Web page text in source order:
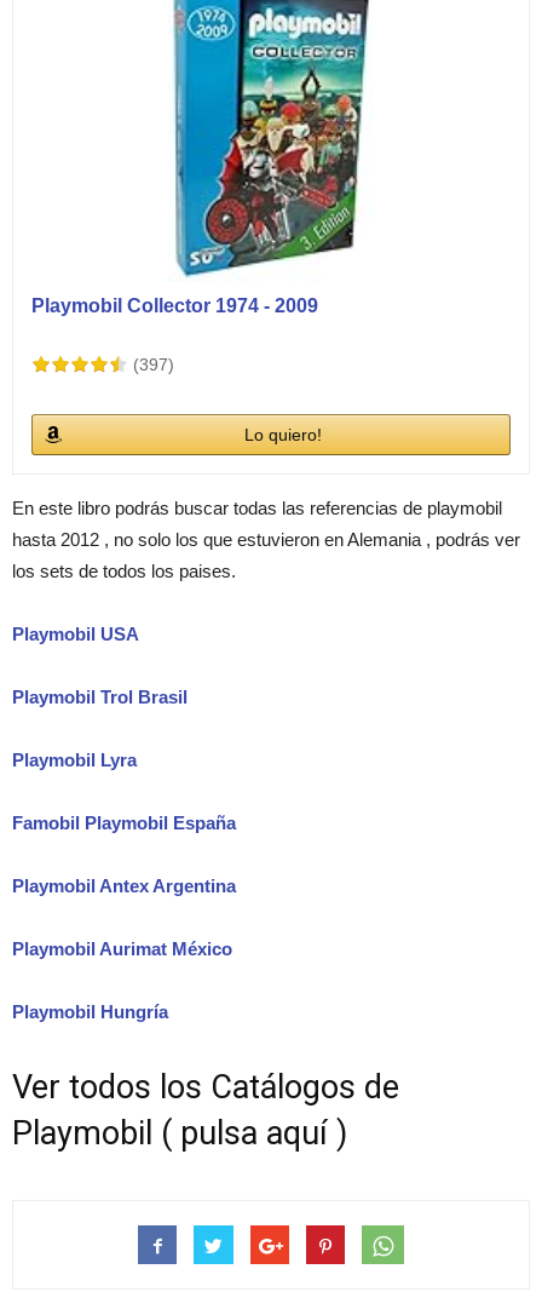
Playmobil Collector 1974 - 2009
(397)
Lo quiero!
En este libro podrás buscar todas las referencias de playmobil
hasta 2012 , no solo los que estuvieron en Alemania , podrás ver
los sets de todos los paises.
Playmobil USA
Playmobil Trol Brasil
Playmobil Lyra
Famobil Playmobil España
Playmobil Antex Argentina
Playmobil Aurimat México
Playmobil Hungría
Ver todos los Catálogos de
Playmobil ( pulsa aquí )